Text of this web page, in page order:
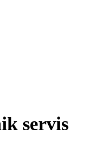
servis